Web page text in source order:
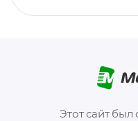
Этот сайт